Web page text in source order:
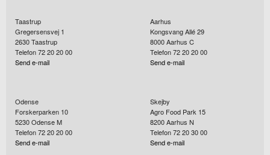
Taastrup
Gregersensvej 1
2630Taastrup
Telefon 72 20 20 00
Send e-mail
Aarhus
Kongsvang Allé 29
8000Aarhus C
Telefon 72 20 20 00
Send e-mail
Odense
Forskerparken 10
5230Odense M
Telefon 72 20 20 00
Send e-mail
Skejby
Agro Food Park 15
8200Aarhus N
Telefon 72 20 30 00
Send e-mail